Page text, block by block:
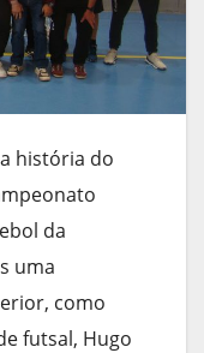
história do
da
uma
como
futsal, Hugo